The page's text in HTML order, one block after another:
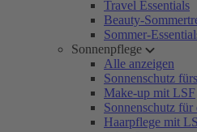
Travel Essentials
Beauty-
Sommer-
Sonnenpflege
Alle anzeigen
Sonnenschutz
Make-up mit LSF
Sonnenschutz
Haarpflege mit